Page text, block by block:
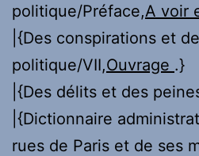
politique/Préface,A voir
|{Des conspirations et
politique/VII,Ouvrage .}
|{Des délits et des
|{Dictionnaire
rues de Paris et de ses